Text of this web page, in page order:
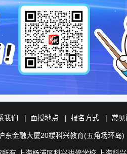
我们 | 面授地点 | 报名方式 | 常
东金融大厦20楼科兴教育(五角场环岛)